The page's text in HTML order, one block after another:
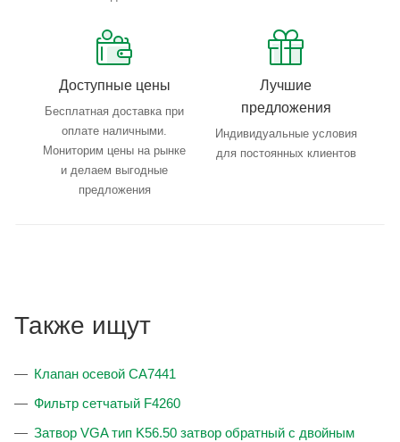
Доступные цены
Бесплатная доставка при
оплате наличными.
Мониторим цены на рынке
и делаем выгодные
предложения
Лучшие
предложения
Индивидуальные условия
для постоянных клиентов
Также ищут
Клапан осевой CA7441
Фильтр сетчатый F4260
Затвор VGA тип K56.50 затвор обратный с двойным